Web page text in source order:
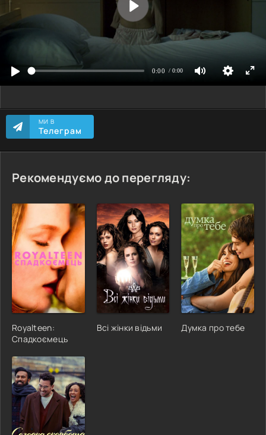
МИ В
Телеграм
Рекомендуємо до перегляду:
Royalteen:
Спадкоємець
Всі жінки відьми Думка про тебе